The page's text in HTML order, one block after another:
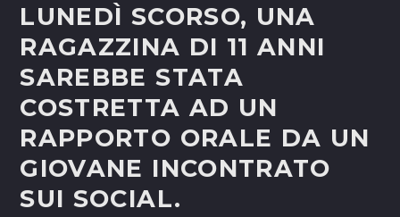
LUNEDÌ SCORSO, UNA
RAGAZZINA DI 11 ANNI
SAREBBE STATA
COSTRETTA AD UN
RAPPORTO ORALE DA UN
GIOVANE INCONTRATO
SUI SOCIAL.